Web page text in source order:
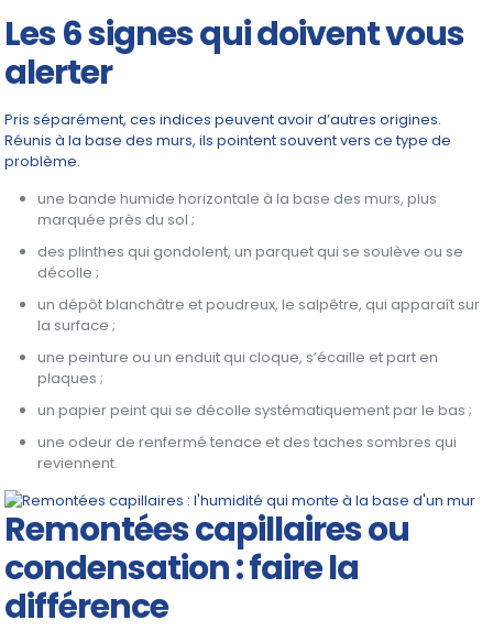
Les 6 signes qui doivent vous
alerter
Pris séparément, ces indices peuvent avoir d’autres origines.
Réunis à la base des murs, ils pointent souvent vers ce type de
problème.
une bande humide horizontale à la base des murs, plus
marquée près du sol ;
des plinthes qui gondolent, un parquet qui se soulève ou se
décolle ;
un dépôt blanchâtre et poudreux, le salpêtre, qui apparaît sur
la surface ;
une peinture ou un enduit qui cloque, s’écaille et part en
plaques ;
un papier peint qui se décolle systématiquement par le bas ;
une odeur de renfermé tenace et des taches sombres qui
reviennent.
Remontées capillaires ou
condensation : faire la
différence